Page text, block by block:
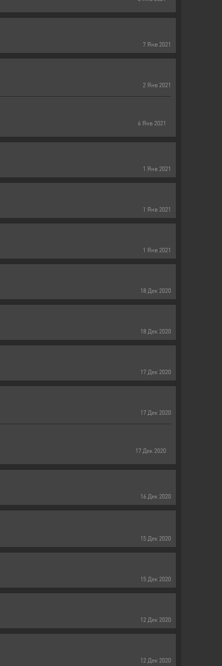
7 Янв 2021
2 Янв 2021
6 Янв 2021
1 Янв 2021
1 Янв 2021
1 Янв 2021
18 Дек 2020
18 Дек 2020
17 Дек 2020
17 Дек 2020
17 Дек 2020
16 Дек 2020
15 Дек 2020
15 Дек 2020
12 Дек 2020
12 Дек 2020